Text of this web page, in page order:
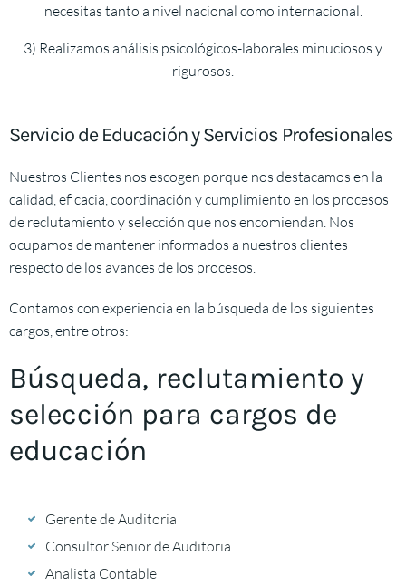
necesitas tanto a nivel nacional como internacional.
3) Realizamos análisis psicológicos-laborales minuciosos y
rigurosos.
Servicio de Educación y Servicios Profesionales
Nuestros Clientes nos escogen porque nos destacamos en la
calidad, eficacia, coordinación y cumplimiento en los procesos
de reclutamiento y selección que nos encomiendan. Nos
ocupamos de mantener informados a nuestros clientes
respecto de los avances de los procesos.
Contamos con experiencia en la búsqueda de los siguientes
cargos, entre otros:
Búsqueda, reclutamiento y
selección para cargos de
educación
Gerente de Auditoria
Consultor Senior de Auditoria
Analista Contable